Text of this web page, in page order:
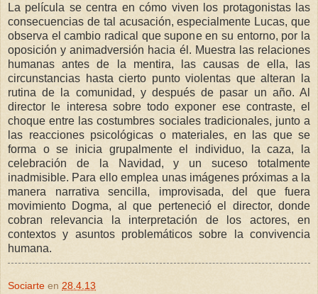
La película se centra en cómo viven los protagonistas las
consecuencias de tal acusación, especialmente Lucas, que
observa el cambio radical que supone en su entorno, por la
oposición y animadversión hacia él. Muestra las relaciones
humanas antes de la mentira, las causas de ella, las
circunstancias hasta cierto punto violentas que alteran la
rutina de la comunidad, y después de pasar un año. Al
director le interesa sobre todo exponer ese contraste, el
choque entre las costumbres sociales tradicionales, junto a
las reacciones psicológicas o materiales, en las que se
forma o se inicia grupalmente el individuo, la caza, la
celebración de la Navidad, y un suceso totalmente
inadmisible. Para ello emplea unas imágenes próximas a la
manera narrativa sencilla, improvisada, del que fuera
movimiento Dogma, al que perteneció el director, donde
cobran relevancia la interpretación de los actores, en
contextos y asuntos problemáticos sobre la convivencia
humana.
Sociarte en 28.4.13